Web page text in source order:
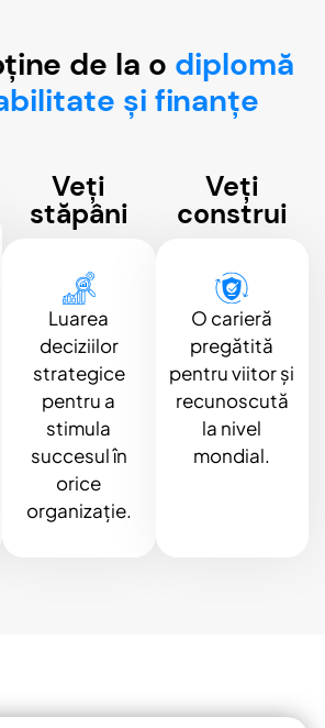
de la o diplomă
și finanțe
Veți
stăpâni
Luarea
deciziilor
strategice
pentru a
stimula
succesul în
orice
organizație.
Veți
construi
O carieră
pregătită
pentru viitor și
recunoscută
la nivel
mondial.